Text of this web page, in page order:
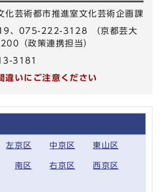
化芸術都市推進室文化芸術企画課
、075-222-3128 （京都芸大
（政策連携担当）
3181
違いにご注意ください
左京区 中京区 東山区
南区 右京区 西京区